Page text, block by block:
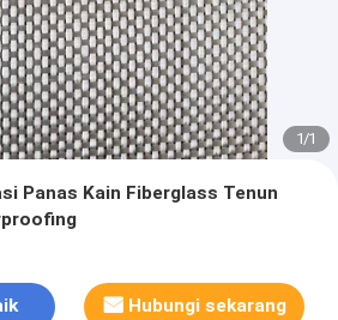
1/1
Panas Kain Fiberglass Tenun
Hubungi sekarang